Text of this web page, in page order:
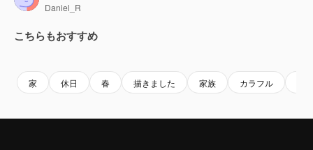
Daniel_R
こちらもおすすめ
家 休日 春 描きました 家族 カラフル